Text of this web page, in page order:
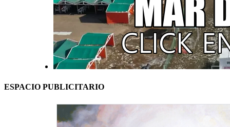
ESPACIO PUBLICITARIO